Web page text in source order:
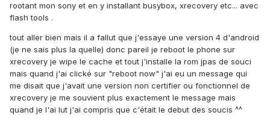
rootant mon sony et en y installant busybox, xrecovery etc... avec
flash tools .
tout aller bien mais il a fallut que j'essaye une version 4 d'android
(je ne sais plus la quelle) donc pareil je reboot le phone sur
xrecovery je wipe le cache et tout j'installe la rom jpas de souci
mais quand j'ai clické sur "reboot now" j'ai eu un message qui
me disait que j'avait une version non certifier ou fonctionnel de
xrecovery je me souvient plus exactement le message mais
quand je l'ai lut j'ai compris que c'était le debut des soucis ^^